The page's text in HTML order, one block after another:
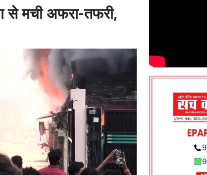
से मची अफरा-तफरी,